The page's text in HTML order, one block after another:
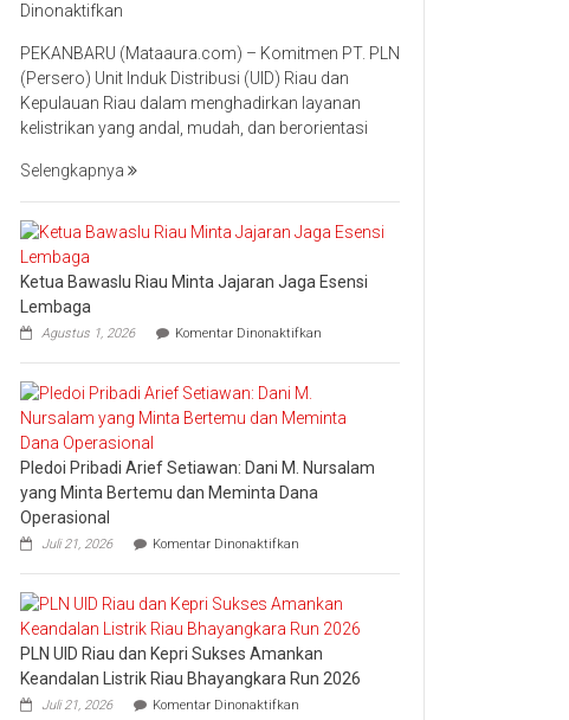
Dinonaktifkan
Transformasi
Layanan,
PLN
UID
Raih
Penghargaan
Marketing
2026
PEKANBARU (Mataaura.com) – Komitmen PT. PLN
(Persero) Unit Induk Distribusi (UID) Riau dan
Kepulauan Riau dalam menghadirkan layanan
kelistrikan yang andal, mudah, dan berorientasi
Selengkapnya
Ketua Bawaslu Riau Minta Jajaran Jaga Esensi
Lembaga
Agustus 1, 2026 Komentar Dinonaktifkan
Bawaslu
Jajaran
Esensi
Lembaga
Pledoi Pribadi Arief Setiawan: Dani M. Nursalam
yang Minta Bertemu dan Meminta Dana
Operasional
Juli 21, 2026 Komentar Dinonaktifkan
Pribadi
Arief
Setiawan:
Dani
M.
Nursalam
yang
PLN UID Riau dan Kepri Sukses Amankan
Keandalan Listrik Riau Bhayangkara Run 2026
Juli 21, 2026 Komentar Dinonaktifkan